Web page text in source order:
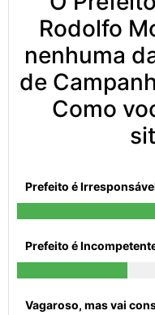
Rodolfo
nenhuma
de
Como
Prefeito é
Prefeito é
Vagaroso, mas vai